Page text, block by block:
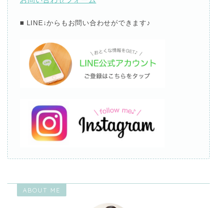
■ LINE↓からもお問い合わせができます♪
ABOUT ME